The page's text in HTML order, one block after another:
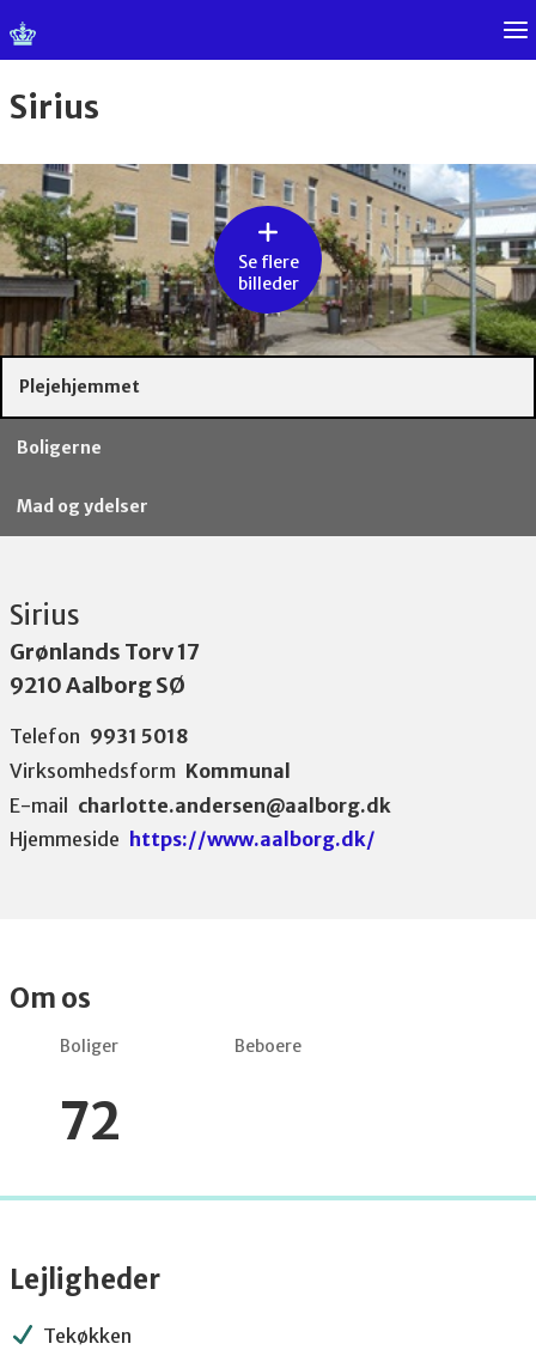
Sirius
Se flere
billeder
Plejehjemmet
Boligerne
Mad og ydelser
Sirius
Grønlands Torv 17
9210 Aalborg SØ
Telefon 9931 5018
Virksomhedsform Kommunal
E-mail charlotte.andersen@aalborg.dk
Hjemmeside https://www.aalborg.dk/
Om os
Boliger
72
Beboere
Lejligheder
Tekøkken